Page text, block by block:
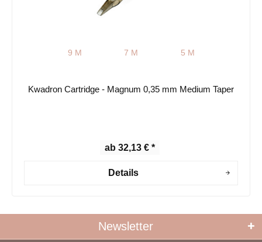
9 M 7 M 5 M
Kwadron Cartridge - Magnum 0,35 mm Medium Taper
ab 32,13 € *
Details
Newsletter